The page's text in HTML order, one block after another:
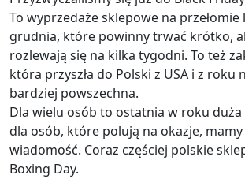
To wyprzedaże sklepowe na przełomie
grudnia, które powinny trwać krótko,
rozlewają się na kilka tygodni. To też
która przyszła do Polski z USA i z roku
bardziej powszechna.
Dla wielu osób to ostatnia w roku duża
dla osób, które polują na okazje,
wiadomość. Coraz częściej polskie
Boxing Day.